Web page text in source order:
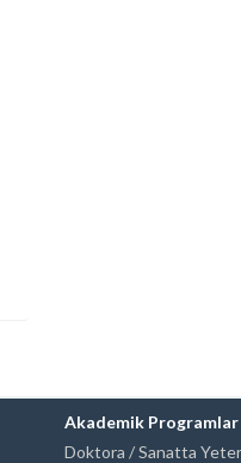
Akademik Programlar
Doktora / Sanatta